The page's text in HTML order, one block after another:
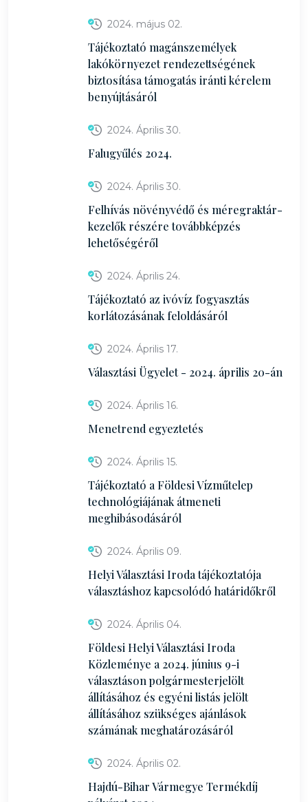
2024. május 02.
Tájékoztató magánszemélyek
lakókörnyezet rendezettségének
biztosítása támogatás iránti kérelem
benyújtásáról
2024. Április 30.
Falugyűlés 2024.
2024. Április 30.
Felhívás növényvédő és méregraktár-
kezelők részére továbbképzés
lehetőségéről
2024. Április 24.
Tájékoztató az ivóvíz fogyasztás
korlátozásának feloldásáról
2024. Április 17.
Választási Ügyelet - 2024. április 20-án
2024. Április 16.
Menetrend egyeztetés
2024. Április 15.
Tájékoztató a Földesi Vízműtelep
technológiájának átmeneti
meghibásodásáról
2024. Április 09.
Helyi Választási Iroda tájékoztatója
választáshoz kapcsolódó határidőkről
2024. Április 04.
Földesi Helyi Választási Iroda
Közleménye a 2024. június 9-i
választáson polgármesterjelölt
állításához és egyéni listás jelölt
állításához szükséges ajánlások
számának meghatározásáról
2024. Április 02.
Hajdú-Bihar Vármegye Termékdíj